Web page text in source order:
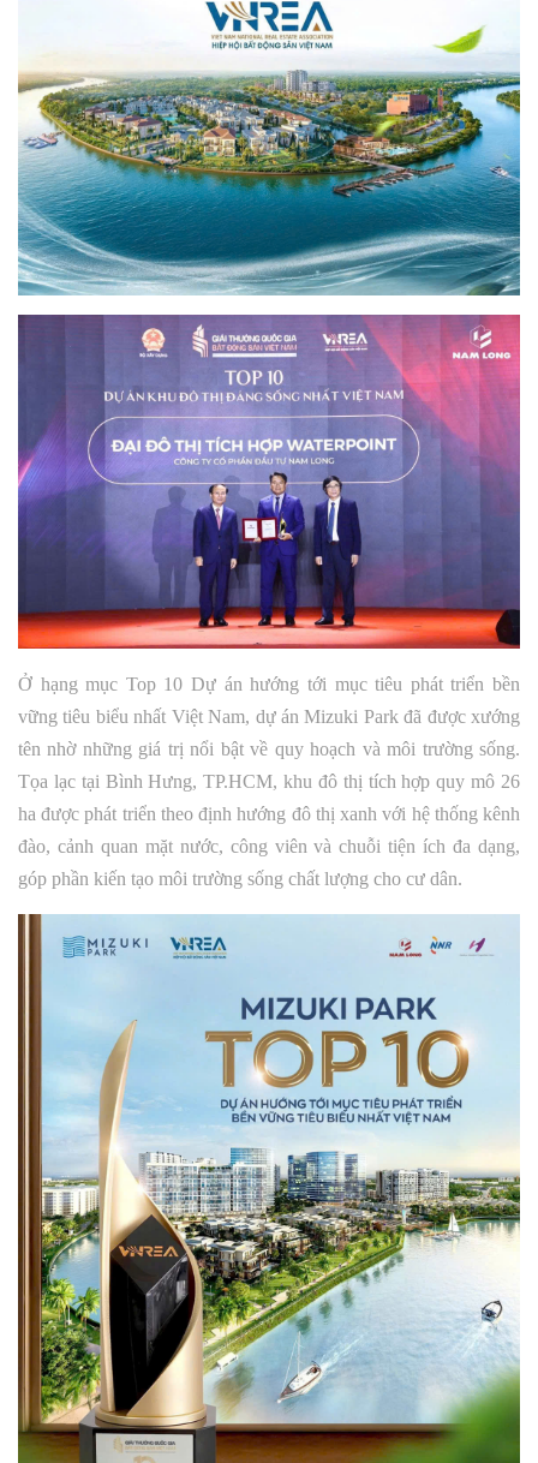
Ở hạng mục Top 10 Dự án hướng tới mục tiêu phát triển bền
vững tiêu biểu nhất Việt Nam, dự án Mizuki Park đã được xướng
tên nhờ những giá trị nổi bật về quy hoạch và môi trường sống.
Tọa lạc tại Bình Hưng, TP.HCM, khu đô thị tích hợp quy mô 26
ha được phát triển theo định hướng đô thị xanh với hệ thống kênh
đào, cảnh quan mặt nước, công viên và chuỗi tiện ích đa dạng,
góp phần kiến tạo môi trường sống chất lượng cho cư dân.